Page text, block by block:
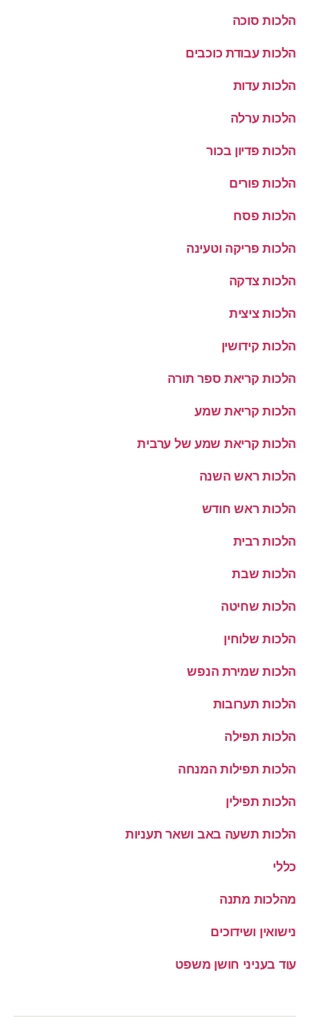
הלכות סוכה
הלכות עבודת כוכבים
הלכות עדות
הלכות ערלה
הלכות פדיון בכור
הלכות פורים
הלכות פסח
הלכות פריקה וטעינה
הלכות צדקה
הלכות ציצית
הלכות קידושין
הלכות קריאת ספר תורה
הלכות קריאת שמע
הלכות קריאת שמע של ערבית
הלכות ראש השנה
הלכות ראש חודש
הלכות רבית
הלכות שבת
הלכות שחיטה
הלכות שלוחין
הלכות שמירת הנפש
הלכות תערובות
הלכות תפילה
הלכות תפילות המנחה
הלכות תפילין
הלכות תשעה באב ושאר תעניות
כללי
מהלכות מתנה
נישואין ושידוכים
עוד בעניני חושן משפט